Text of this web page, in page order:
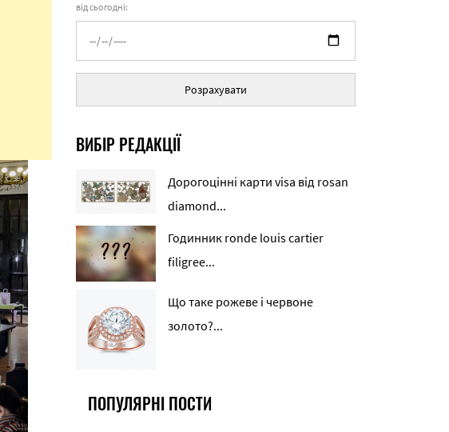
від сьогодні:
Розрахувати
ВИБІР РЕДАКЦІЇ
Дорогоцінні карти visa від rosan
diamond...
Годинник ronde louis cartier
filigree...
Що таке рожеве і червоне
золото?...
ПОПУЛЯРНІ ПОСТИ